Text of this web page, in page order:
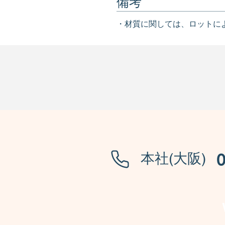
・材質に関しては、ロット
本社(大阪)